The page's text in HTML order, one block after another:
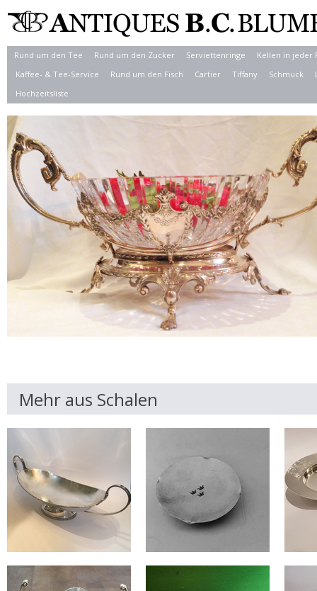
Rund um den Tee Rund um den Zucker Serviettenringe
Kellen in jeder
Kaffee- & Tee-Service
Rund um den Fisch Cartier Tiffany Schmuck
Hochzeitsliste
Mehr aus Schalen